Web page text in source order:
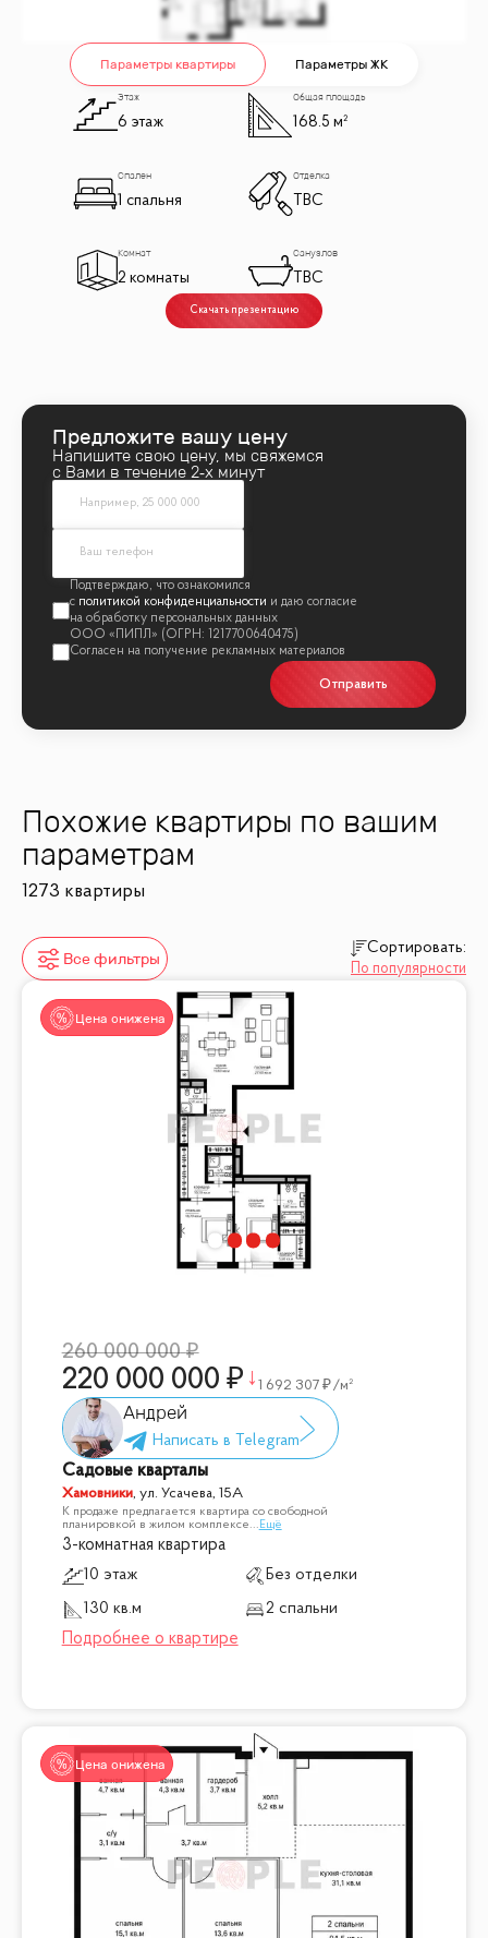
Параметры квартиры Параметры ЖК
Этаж
6 этаж
Общая площадь
168.5 м²
Спален
1 спальня
Отделка
TBC
Комнат
2 комнаты
Санузлов
TBC
Скачать презентацию
Предложите вашу цену
Напишите свою цену, мы свяжемся
с Вами в течение 2‑х минут
политикой конфиденциальности
Отправить
Похожие квартиры по вашим
параметрам
1273 квартиры
Все фильтры
Сортировать:
По популярности
Цена снижена
260 000 000
220 000 000 1 692 307 /м²
Андрей
Садовые кварталы
Хамовники, ул. Усачева, 15А
К продаже предлагается квартира со свободной
планировкой в жилом комплексе... Ещё
3-комнатная квартира
10 этаж
Без отделки
130 кв.м
2 спальни
Цена снижена